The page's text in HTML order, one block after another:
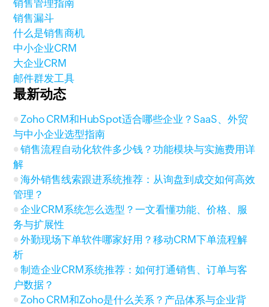
销售管理指南
销售漏斗
什么是销售商机
中小企业CRM
大企业CRM
邮件群发工具
最新动态
Zoho CRM和HubSpot适合哪些企业？SaaS、外贸
与中小企业选型指南
销售流程自动化软件多少钱？功能模块与实施费用详
解
海外销售线索跟进系统推荐：从询盘到成交如何高效
管理？
企业CRM系统怎么选型？一文看懂功能、价格、服
务与扩展性
外勤现场下单软件哪家好用？移动CRM下单流程解
析
制造企业CRM系统推荐：如何打通销售、订单与客
户数据？
Zoho CRM和Zoho是什么关系？产品体系与企业背